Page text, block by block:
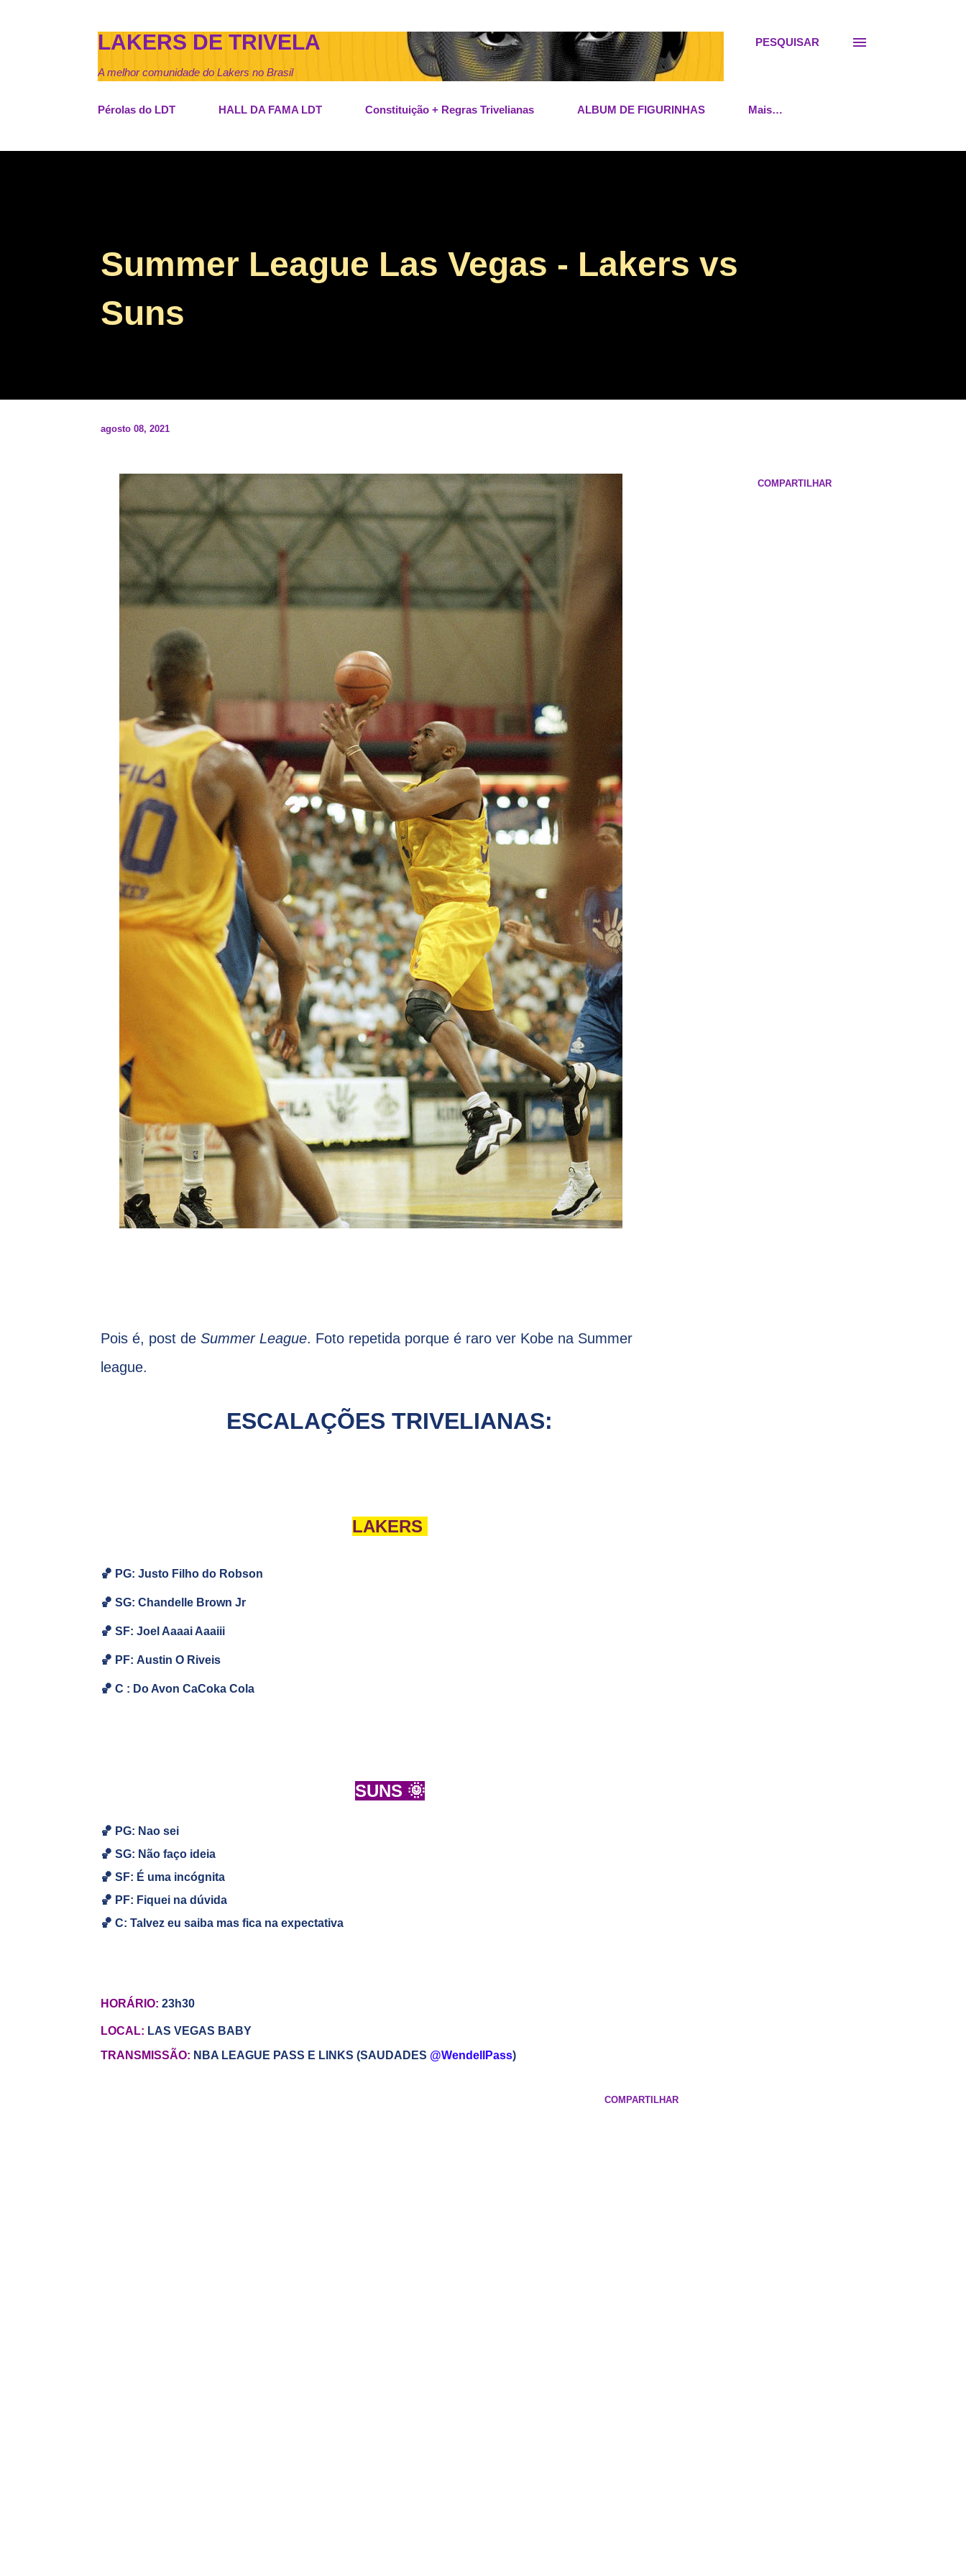
LAKERS DE TRIVELA
A melhor comunidade do Lakers no Brasil
PESQUISAR
Pérolas do LDT HALL DA FAMA LDT Constituição + Regras Trivelianas ALBUM DE FIGURINHAS Mais…
Summer League Las Vegas - Lakers vs
Suns
agosto 08, 2021
Pois é, post de Summer League. Foto repetida porque é raro ver Kobe na Summer
league.
ESCALAÇÕES TRIVELIANAS:
LAKERS
🏀 PG: Justo Filho do Robson
🏀 SG: Chandelle Brown Jr
🏀 SF: Joel Aaaai Aaaiii
🏀 PF: Austin O Riveis
🏀 C : Do Avon CaCoka Cola
SUNS 🌞
🏀 PG: Nao sei
🏀 SG: Não faço ideia
🏀 SF: É uma incógnita
🏀 PF: Fiquei na dúvida
🏀 C: Talvez eu saiba mas fica na expectativa
HORÁRIO: 23h30
LOCAL: LAS VEGAS BABY
TRANSMISSÃO: NBA LEAGUE PASS E LINKS (SAUDADES @WendellPass)
COMPARTILHAR
COMPARTILHAR